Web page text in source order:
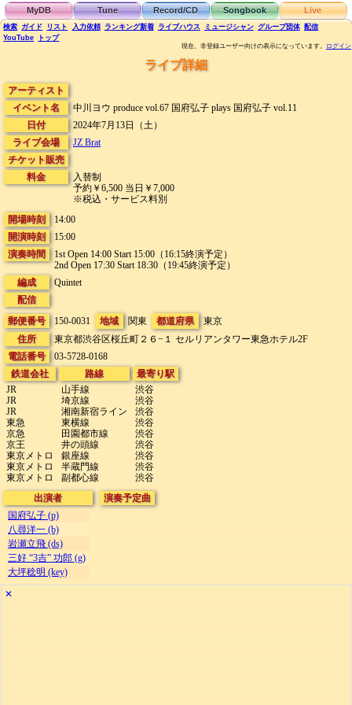
MyDB Tune Record/CD Songbook Live
検索 ガイド リスト 入力依頼 ランキング新着 ライブハウス ミュージシャン グループ団体 配信
YouTube
トップ
現在、非登録ユーザー向けの表示になっています。 ログイン
ライブ詳細
アーティスト
イベント名
中川ヨウ produce vol.67 国府弘子 plays 国府弘子 vol.11
日付
2024年7月13日（土）
ライブ会場
JZ Brat
チケット販売
料金
入替制
予約￥6,500 当日￥7,000
※税込・サービス料別
開場時刻
14:00
開演時刻
15:00
演奏時間
1st Open 14:00 Start 15:00（16:15終演予定）
2nd Open 17:30 Start 18:30（19:45終演予定）
編成
Quintet
配信
郵便番号
150-0031 地域 関東 都道府県
東京
住所
東京都渋谷区桜丘町２６−１ セルリアンタワー東急ホテル2F
電話番号
03-5728-0168
鉄道会社
JR
JR
JR
東急
京急
京王
東京メトロ
東京メトロ
東京メトロ
路線
山手線
埼京線
湘南新宿ライン
東横線
田園都市線
井の頭線
銀座線
半蔵門線
副都心線
最寄り駅
渋谷
渋谷
渋谷
渋谷
渋谷
渋谷
渋谷
渋谷
渋谷
出演者
国府弘子 (p)
八尋洋一 (b)
岩瀬立飛 (ds)
三好 “3吉” 功郎 (g)
大坪稔明 (key)
演奏予定曲
✕